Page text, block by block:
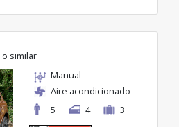
o similar
Manual
Aire acondicionado
5
4 3